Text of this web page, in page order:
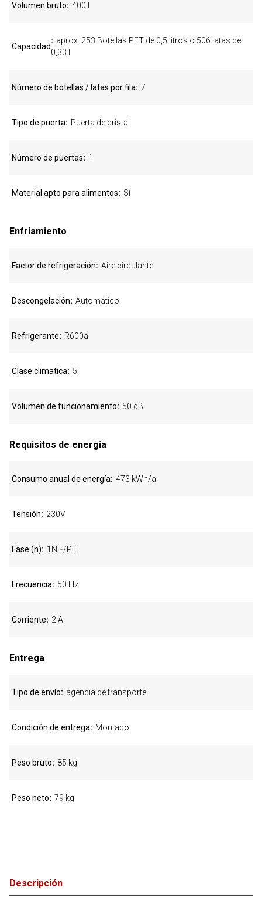
Descripción
Volumen bruto 400 l
Capacidad
aprox. 253 Botellas PET de 0,5 litros o 506 latas de
0,33 l
Número de botellas / latas por fila 7
Tipo de puerta Puerta de cristal
Número de puertas 1
Material apto para alimentos Sí
Enfriamiento
Factor de refrigeración Aire circulante
Descongelación Automático
Refrigerante R600a
Clase climatica 5
Volumen de funcionamiento 50 dB
Requisitos de energia
Consumo anual de energía 473 kWh/a
Tensión 230V
Fase (n) 1N~/PE
Frecuencia 50 Hz
Corriente 2 A
Entrega
Tipo de envío agencia de transporte
Condición de entrega Montado
Peso bruto 85 kg
Peso neto 79 kg